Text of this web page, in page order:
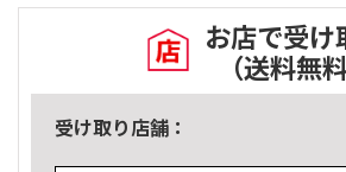
お店で受け
（送料無料
受け取り店舗：